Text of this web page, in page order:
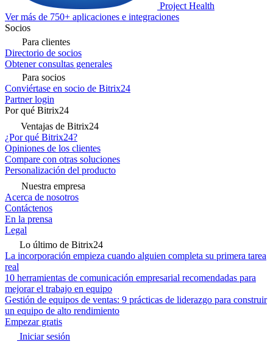
Project Health
Ver más de 750+ aplicaciones e integraciones
Socios
Para clientes
Directorio de socios
Obtener consultas generales
Para socios
Conviértase en socio de Bitrix24
Partner login
Por qué Bitrix24
Ventajas de Bitrix24
¿Por qué Bitrix24?
Opiniones de los clientes
Compare con otras soluciones
Personalización del producto
Nuestra empresa
Acerca de nosotros
Contáctenos
En la prensa
Legal
Lo último de Bitrix24
La incorporación empieza cuando alguien completa su primera tarea
real
10 herramientas de comunicación empresarial recomendadas para
mejorar el trabajo en equipo
Gestión de equipos de ventas: 9 prácticas de liderazgo para construir
un equipo de alto rendimiento
Empezar gratis
Iniciar sesión